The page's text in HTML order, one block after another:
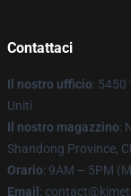
Contattaci
Il nostro ufficio: 5450
Uniti
Il nostro magazzino:
Shandong Province,
Orario: 9AM – 5PM
Email :